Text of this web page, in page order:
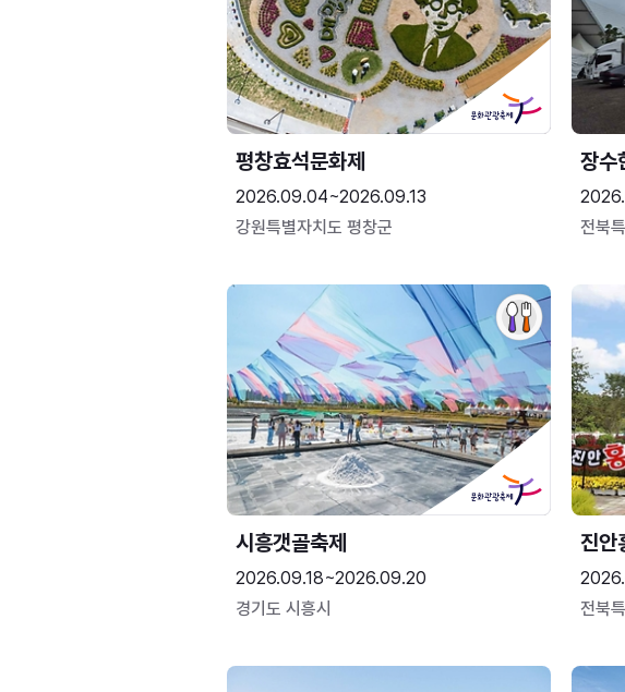
평창효석문화제
2026.09.04~2026.09.13
강원특별자치도 평창군
장수
전북
시흥갯골축제
2026.09.18~2026.09.20
경기도 시흥시
진안
전북